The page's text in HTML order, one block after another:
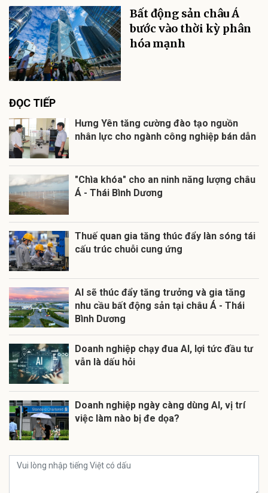
Bất động sản châu Á
bước vào thời kỳ phân
hóa mạnh
ĐỌC TIẾP
Hưng Yên tăng cường đào tạo nguồn
nhân lực cho ngành công nghiệp bán dẫn
"Chìa khóa" cho an ninh năng lượng châu
Á - Thái Bình Dương
Thuế quan gia tăng thúc đẩy làn sóng tái
cấu trúc chuỗi cung ứng
AI sẽ thúc đẩy tăng trưởng và gia tăng
nhu cầu bất động sản tại châu Á - Thái
Bình Dương
Doanh nghiệp chạy đua AI, lợi tức đầu tư
vẫn là dấu hỏi
Doanh nghiệp ngày càng dùng AI, vị trí
việc làm nào bị đe dọa?